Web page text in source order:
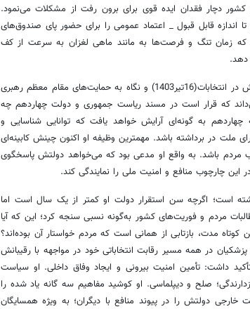
دچار فقدان ایده قوی برای برون رفت از مشکلات می‌نمود.
اندازه قابل قبول _ اعتماد عمومی را برای حضور پای صندوق‌های
زمان تنگ و فرصت‌ها به مانند ماهی لغزان به سرعت از کف
دهد.
رئیس‌جمهور پزشکیان از همان صبح اعلام پیروزی‌اش در انتخابات(16تیر1403) و نگاه به حمایت‌های مقام معظم رهبری
که قرار است در مسند ریاست جمهوری و دولت چهاردهم چه
چهاردهم به گونه‌ای آرایش خواهد یافت که توانایی شناسایی و
ملت در برداشته باشد. مهمترین وظیفه او اکنون چینش کابینه‌ای
مردم باشد. به واقع او مدعی بود که می‌خواهد دولتش پاسخگوی
چارچوب منافع و امنیت ملی را نمایندگی کند.
است؛ اگرچه سن استقرار دولت او کمتر از یک سال است اما
مردم و فوریت‌های کشور به‌گونه نسبی سنجه کرد؛ این که آیا
مدت، بازتابی از همانی است که مردم خواستار آن بوده‌اند؟
در همه مسیر رقابت انتخاباتی خود در مواجهه با رقیبانش
داشت: تأمین امنیت بیرونی و ایجاد وفاق داخلی. او سیاست
صلح و دیپلماسی. او کوشید مفاهیم سه گانه یاد شده را
خارجی دولتش را در پیوند منافع با دیگران؛ به ویژه همسایگان